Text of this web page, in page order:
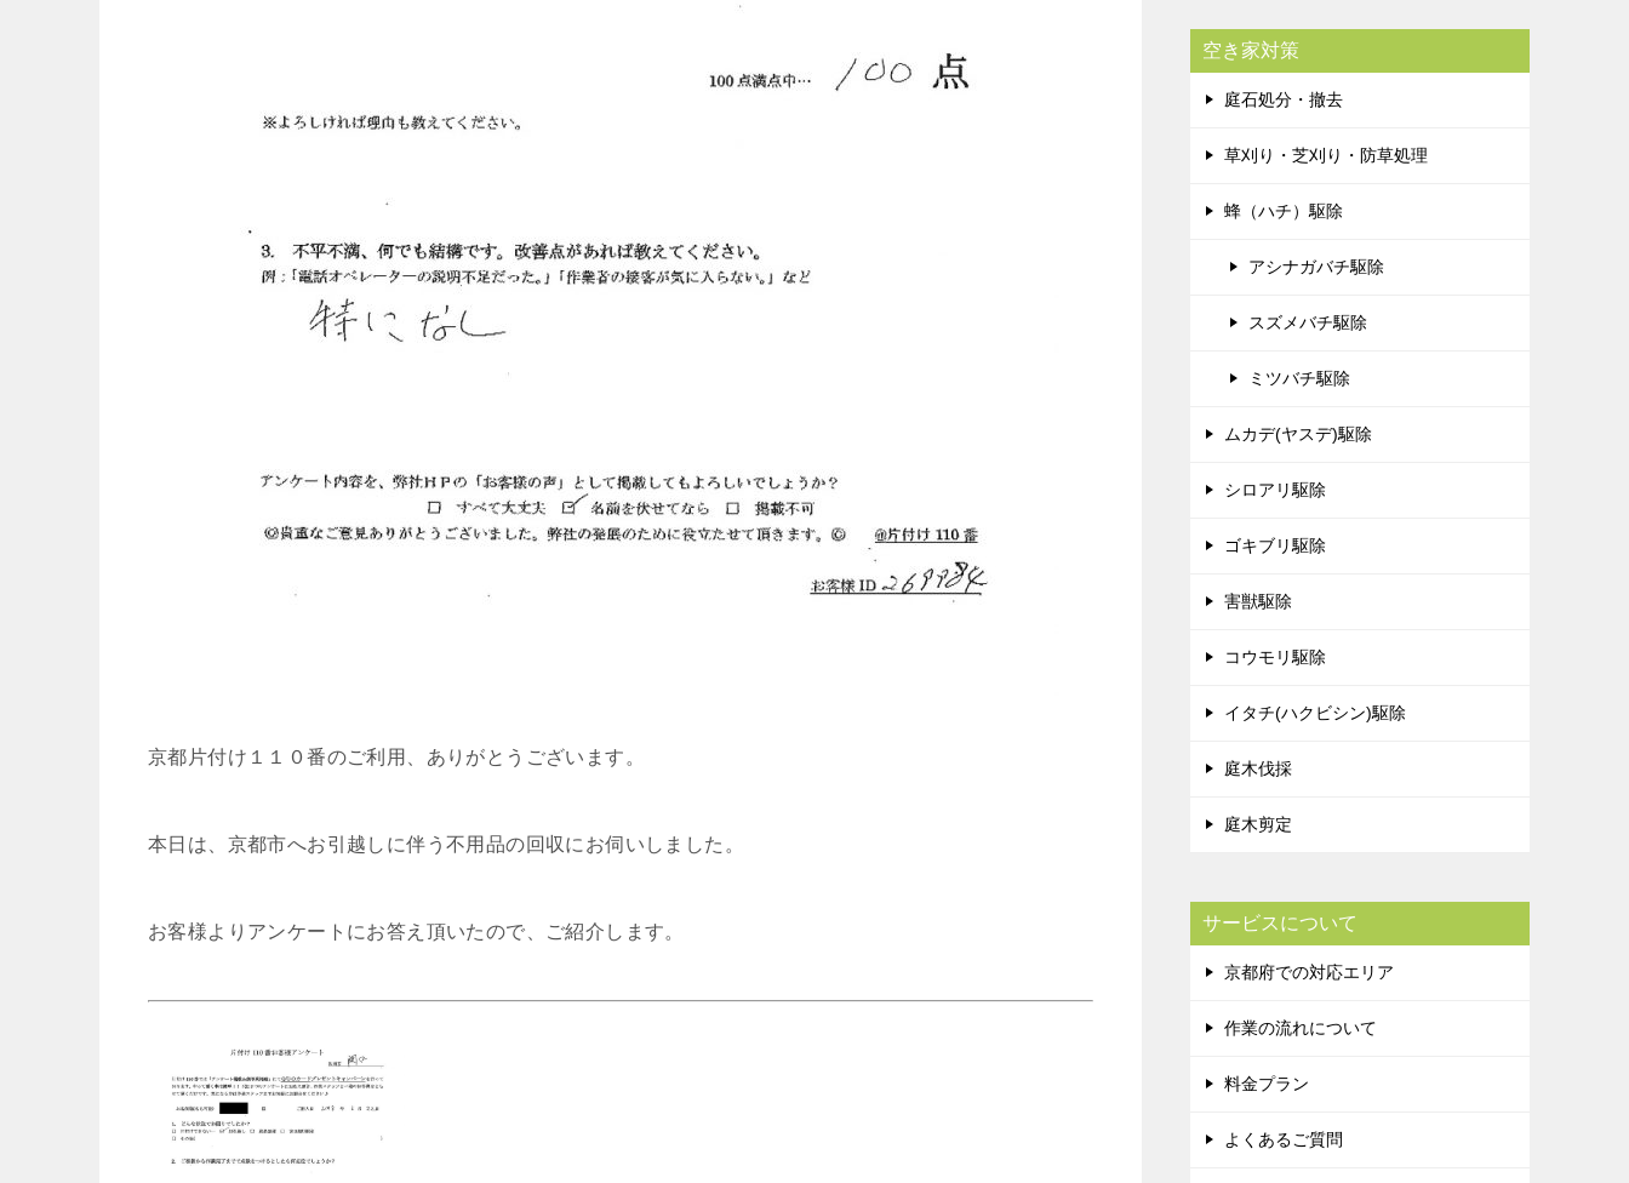
京都片付け１１０番のご利用、ありがとうございます。
本日は、京都市へお引越しに伴う不用品の回収にお伺いしました。
お客様よりアンケートにお答え頂いたので、ご紹介します。
空き家対策
庭石処分・撤去
草刈り・芝刈り・防草処理
蜂（ハチ）駆除
アシナガバチ駆除
スズメバチ駆除
ミツバチ駆除
ムカデ(ヤスデ)駆除
シロアリ駆除
ゴキブリ駆除
害獣駆除
コウモリ駆除
イタチ(ハクビシン)駆除
庭木伐採
庭木剪定
サービスについて
京都府での対応エリア
作業の流れについて
料金プラン
よくあるご質問